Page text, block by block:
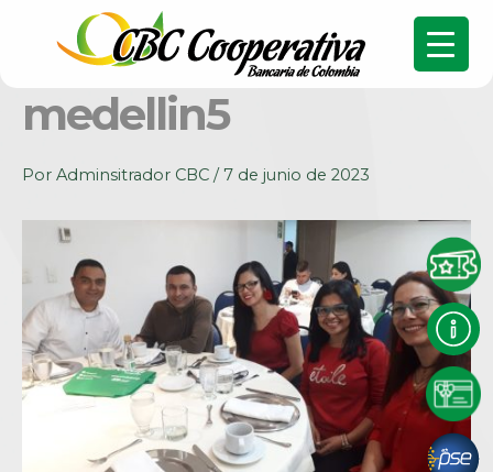
medellin5
Por Adminsitrador CBC / 7 de junio de 2023